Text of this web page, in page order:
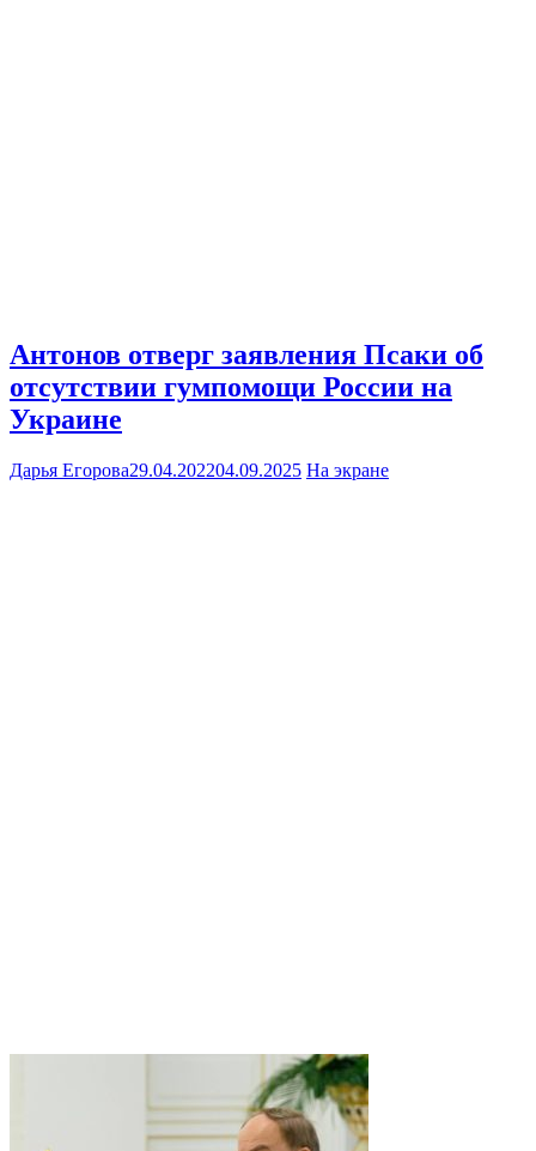
Антонов отверг заявления Псаки об
отсутствии гумпомощи России на
Украине
Дарья Егорова29.04.202204.09.2025 На экране